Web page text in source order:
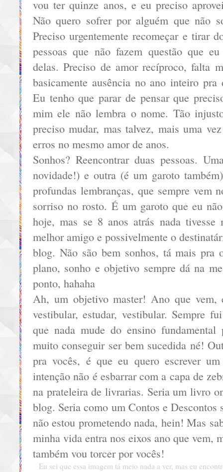
vou ter quinze anos, e eu preciso
Não quero sofrer por alguém que não
Preciso urgentemente recomeçar e tirar
pessoas que não fazem questão que
delas. Preciso de amor recíproco, falta
basicamente ausência no ano inteiro
Eu tenho que parar de pensar que
mim ele não lembra o nome. Tão
preciso mudar, mas talvez, mais uma
erros no mesmo amor de anos.
Sonhos? Reencontrar duas pessoas.
novidade!) e outra (é um garoto
profundas lembranças, que sempre vem
sorriso no rosto. É um garoto que eu
hoje, mas se 8 anos atrás nada tivesse
melhor amigo e possivelmente o
blog. Não são bem sonhos, tá mais pra
plano, sonho e objetivo sempre dá na
ponto, hahaha
Ah, um objetivo master! Ano que vem,
vestibular, estudar, vestibular. Sempre
que nada mude do ensino
muito conseguir ser bem sucedida né!
pra vocês, é que eu quero escrever
intenção não é esbarrar com a capa de
na prateleira de livrarias. Seria um livro
blog. Seria como um Contos e Descontos
não estou prometendo nada, hein! Mas
minha vida entra nos eixos ano que vem,
também vou torcer por vocês!
Eu sei que essa imagem tá meio nada a ver, mas eu